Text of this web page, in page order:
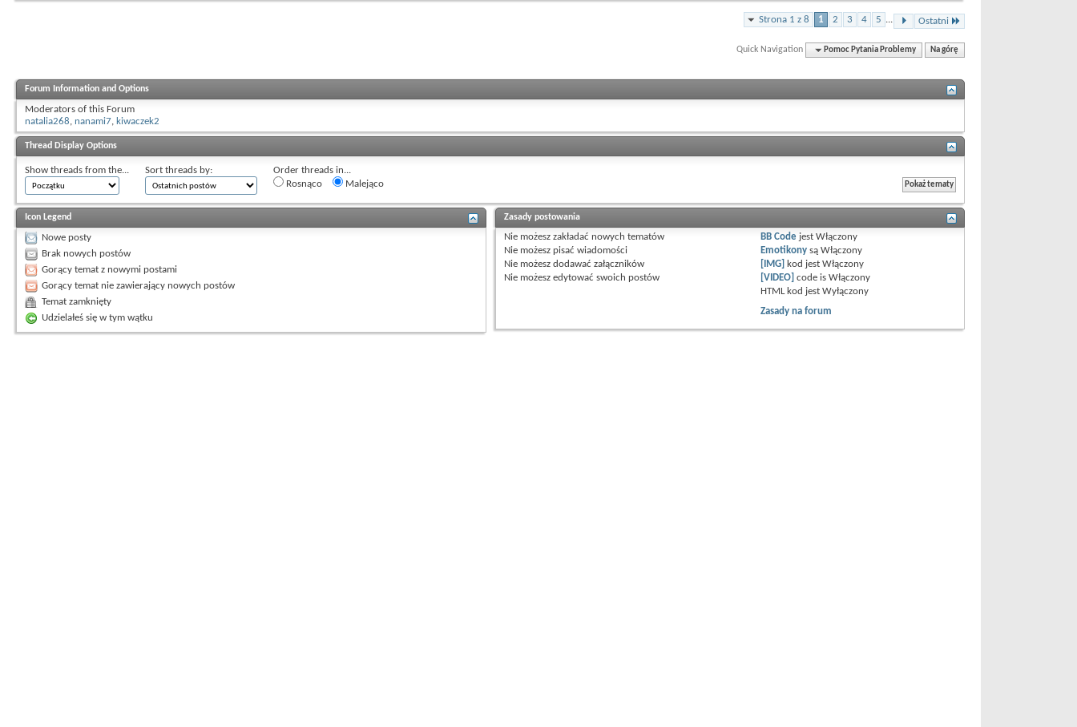
Strona 1 z 8 1 2 3 4 5 ... Ostatni
Quick Navigation Pomoc Pytania Problemy Na górę
Forum Information and Options
Moderators of this Forum
natalia268, nanami7, kiwaczek2
Thread Display Options
Show threads from the... Sort threads by:
Order threads in...
Rosnąco
Malejąco
Icon Legend
Nowe posty
Brak nowych postów
Gorący temat z nowymi postami
Gorący temat nie zawierający nowych postów
Temat zamknięty
Udzielałeś się w tym wątku
Zasady postowania
Nie możeszzakładać nowych tematów
Nie możeszpisać wiadomości
Nie możeszdodawać załączników
Nie możeszedytować swoich postów
BB Code jestWłączony
Emotikony sąWłączony
[IMG] kod jestWłączony
[VIDEO] code isWłączony
HTML kod jestWyłączony
Zasady na forum